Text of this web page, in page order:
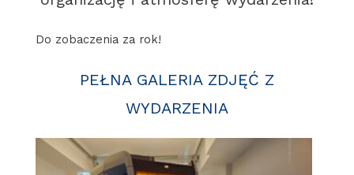
Do zobaczenia za rok!
PEŁNA GALERIA ZDJĘĆ Z
WYDARZENIA